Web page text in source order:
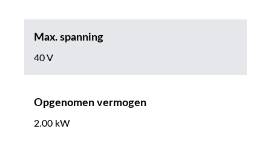
Max. spanning
40 V
Opgenomen vermogen
2.00 kW